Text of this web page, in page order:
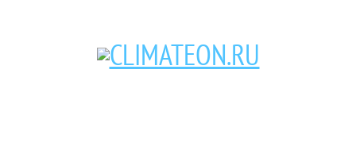
Кондиционеры и сплит-системы, газовые котлы, тепловые завесы, водяные